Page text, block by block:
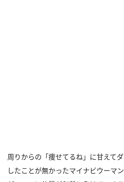
周りからの「痩せてるね」に甘えて
したことが無かったマイナビウーマ